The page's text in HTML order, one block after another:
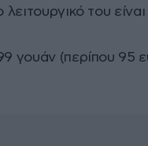
του
γουάν (περίπου 95